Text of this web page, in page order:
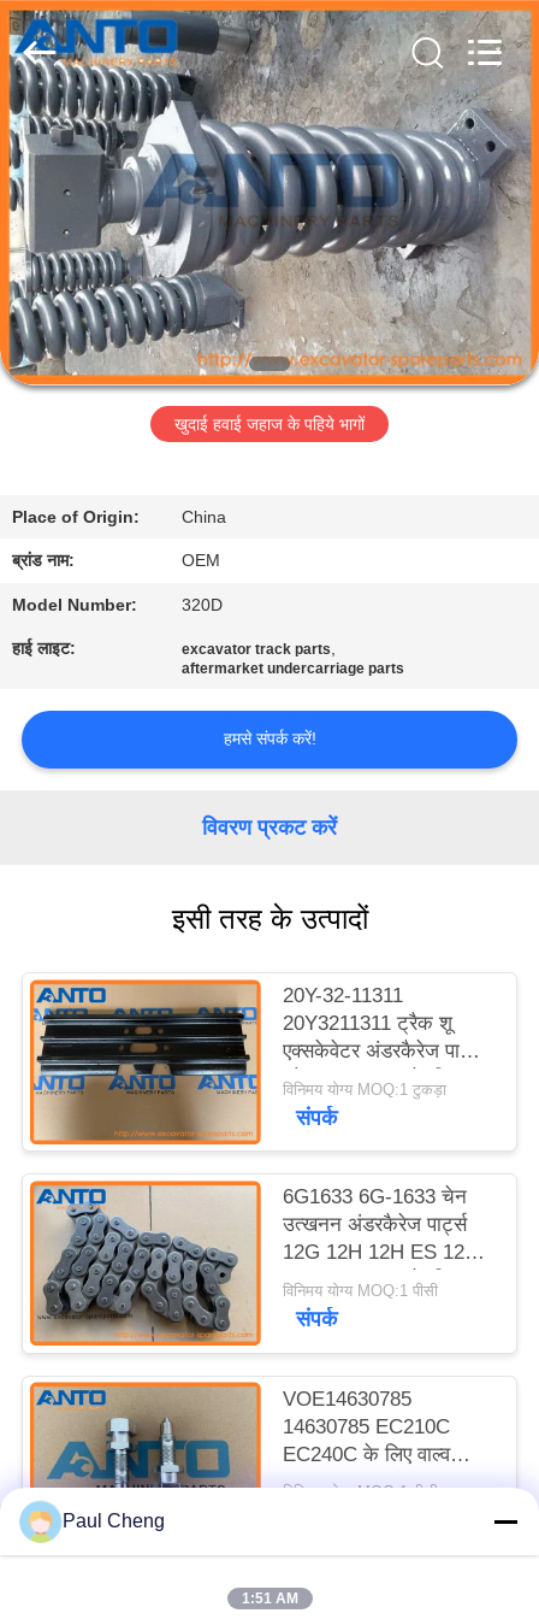
घर
उत्पादों
हमारे
बारे
में
गुणवत्ता
नियंत्रण
साइटमैप
Guangzhou
Anto
Machinery
Parts
Co.,Ltd..
Rights
Reserved.
खुदाई हवाई जहाज के पहिये भागों
Place of Origin: China
ब्रांड नाम: OEM
Model Number: 320D
हाई लाइट: excavator track parts,
aftermarket undercarriage parts
हमसे संपर्क करें!
विवरण प्रकट करें
इसी तरह के उत्पादों
20Y-32-11311
20Y3211311 ट्रैक शू
एक्सकेवेटर अंडरकैरेज पार्ट्स
कोमात्सु PC150 के लिए
विनिमय योग्य MOQ:1 टुकड़ा
संपर्क
6G1633 6G-1633 चेन
उत्खनन अंडरकैरेज पार्ट्स
12G 12H 12H ES 12H
NA 12K 130G के लिए
विनिमय योग्य MOQ:1 पीसी
संपर्क
VOE14630785
14630785 EC210C
EC240C के लिए वाल्व
उत्खनन मशीन के अंडरवियर
विनिमय योग्य MOQ:1 पीसी
Paul Cheng
1:51 AM